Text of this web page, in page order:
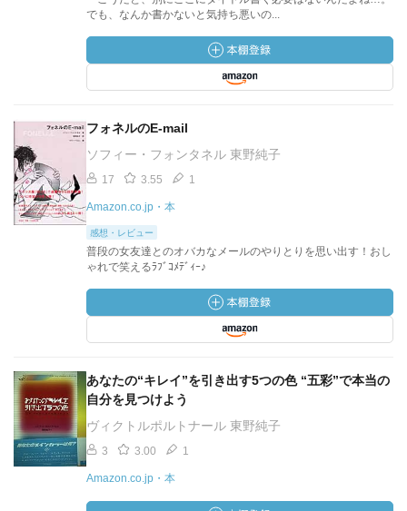
でも、なんか書かないと気持ち悪いの...
フォネルのE-mail
ソフィー・フォンタネル 東野純子
17 3.55 1
Amazon.co.jp・本
感想・レビュー
普段の女友達とのオバカなメールのやりとりを思い出す！おし
ゃれで笑えるﾗﾌﾞｺﾒﾃﾞｨｰ♪
あなたの“キレイ”を引き出す5つの色 “五彩”で本当の
自分を見つけよう
ヴィクトルポルトナール 東野純子
3 3.00 1
Amazon.co.jp・本